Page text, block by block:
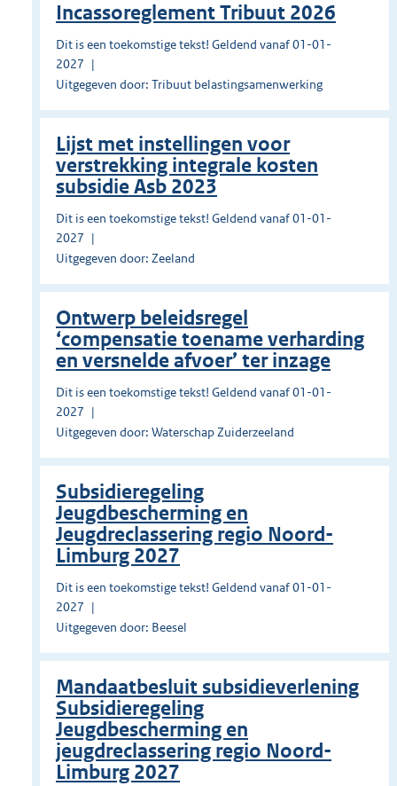
Incassoreglement Tribuut 2026
Dit is een toekomstige tekst! Geldend vanaf 01-01-
2027
Uitgegeven door: Tribuut belastingsamenwerking
Lijst met instellingen voor
verstrekking integrale kosten
subsidie Asb 2023
Dit is een toekomstige tekst! Geldend vanaf 01-01-
2027
Uitgegeven door: Zeeland
Ontwerp beleidsregel
‘compensatie toename verharding
en versnelde afvoer’ ter inzage
Dit is een toekomstige tekst! Geldend vanaf 01-01-
2027
Uitgegeven door: Waterschap Zuiderzeeland
Subsidieregeling
Jeugdbescherming en
Jeugdreclassering regio Noord-
Limburg 2027
Dit is een toekomstige tekst! Geldend vanaf 01-01-
2027
Uitgegeven door: Beesel
Mandaatbesluit subsidieverlening
Subsidieregeling
Jeugdbescherming en
jeugdreclassering regio Noord-
Limburg 2027